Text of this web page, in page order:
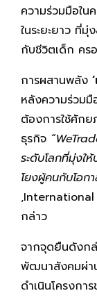
ความร่วมมือใน
ในระยะยาว ที่มุ่
กับชีวิตเด็ก คร
การผสานพลัง
หลังความร่วม
ต้องการใช้ศักย
ธุรกิจ
ระดับโลกที่มุ่งให้
โยงผู้คนกับโอกา
,International
กล่าว
จากจุดยืนดังก
พัฒนาสังคมผ่า
ดำเนินโครงกา